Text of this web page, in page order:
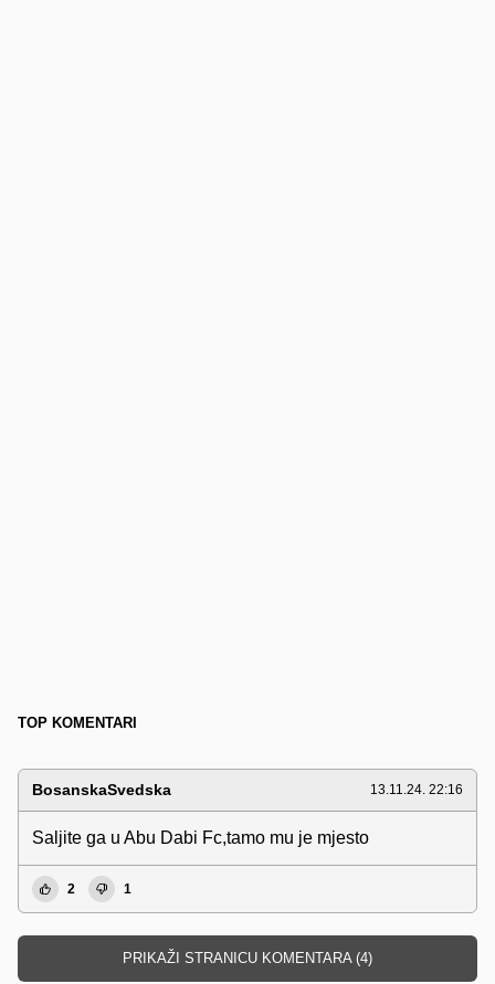
TOP KOMENTARI
BosanskaSvedska 13.11.24. 22:16
Saljite ga u Abu Dabi Fc,tamo mu je mjesto
2 1
PRIKAŽI STRANICU KOMENTARA (4)